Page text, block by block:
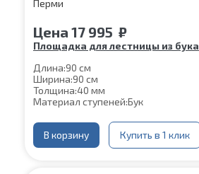
Цена 17 995 ₽
Площадка для лестницы из бука
Длина:90 см
Ширина:90 см
Толщина:40 мм
Материал ступеней:Бук
В корзину Купить в 1 клик